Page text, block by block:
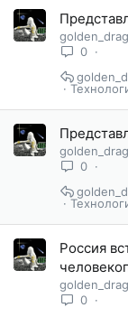
0
0
Россия
0